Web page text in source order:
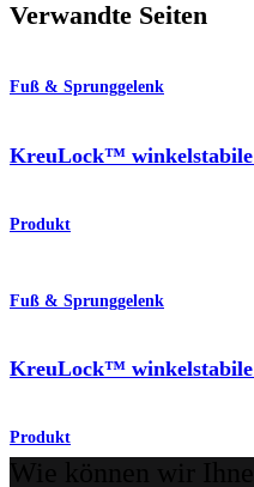
Verwandte Seiten
Fuß & Sprunggelenk
KreuLock™ winkelstabile
Produkt
Fuß & Sprunggelenk
KreuLock™ winkelstabile
Produkt